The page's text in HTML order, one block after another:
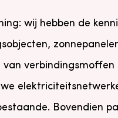
wij hebben de
verbindingsmoffen
Bovendien